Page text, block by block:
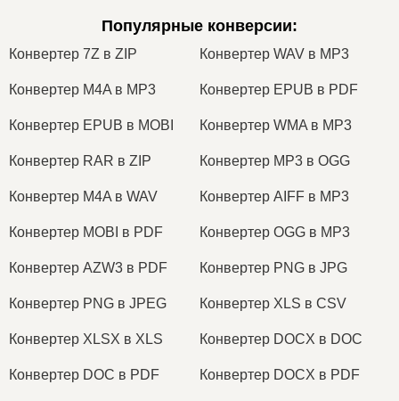
Популярные конверсии:
Конвертер 7Z в ZIP Конвертер WAV в MP3
Конвертер M4A в MP3 Конвертер EPUB в PDF
Конвертер EPUB в MOBI Конвертер WMA в MP3
Конвертер RAR в ZIP Конвертер MP3 в OGG
Конвертер M4A в WAV Конвертер AIFF в MP3
Конвертер MOBI в PDF Конвертер OGG в MP3
Конвертер AZW3 в PDF Конвертер PNG в JPG
Конвертер PNG в JPEG Конвертер XLS в CSV
Конвертер XLSX в XLS Конвертер DOCX в DOC
Конвертер DOC в PDF Конвертер DOCX в PDF